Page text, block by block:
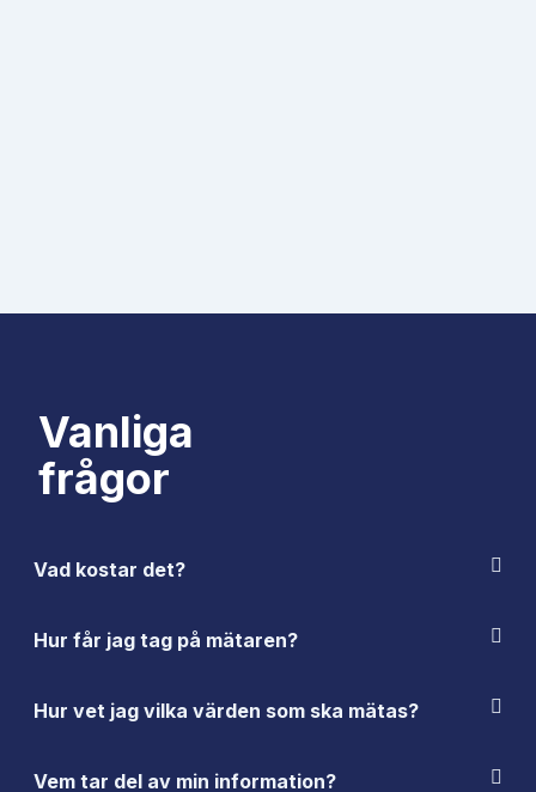
Vanliga
frågor
Vad kostar det?
Hur får jag tag på mätaren?
Hur vet jag vilka värden som ska mätas?
Vem tar del av min information?